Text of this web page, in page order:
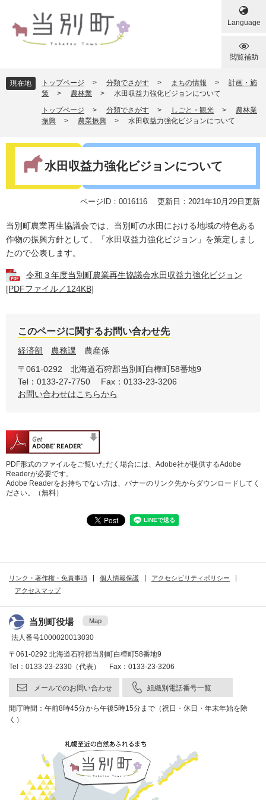
でば
へ
Language
閲覧補助
現在地 トップページ > 分類でさがす > まちの情報 >
計画・施
策
> 農林業 >
水田収益力強化ビジョンについて
トップページ
> 分類でさがす > しごと・観光 >
農林業
振興
> 農業振興 > 水田収益力強化ビジョンについて
水田収益力強化ビジョンについて
ページID：0016116 更新日：2021年10月29日更新
当別町農業再生協議会では、当別町の水田における地域の特色ある
作物の振興方針として、「水田収益力強化ビジョン」を策定しまし
たので公表します。
令和３年度当別町農業再生協議会水田収益力強化ビジョン
[PDFファイル／124KB]
このページに関するお問い合わせ先
経済部 農務課
農産係
〒061-0292
北海道石狩郡当別町白樺町58番地9
Tel：0133-27-7750
Fax：0133-23-3206
お問い合わせはこちらから
PDF形式のファイルをご覧いただく場合には、Adobe社が提供するAdobe
Readerが必要です。
Adobe Readerをお持ちでない方は、バナーのリンク先からダウンロードしてく
ださい。（無料）
リンク・著作権・免責事項 個人情報保護
アクセシビリティポリシー
アクセスマップ
当別町役場 Map
法人番号1000020013030
〒061-0292 北海道石狩郡当別町白樺町58番地9
Tel：0133-23-2330（代表） Fax：0133-23-3206
メールでのお問い合わせ 組織別電話番号一覧
開庁時間：午前8時45分から午後5時15分まで（祝日・休日・年末年始を除
く）